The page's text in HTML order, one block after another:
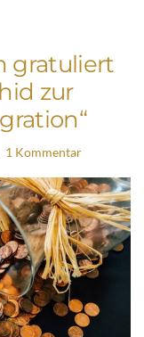
gratuliert
zur
1 Kommentar